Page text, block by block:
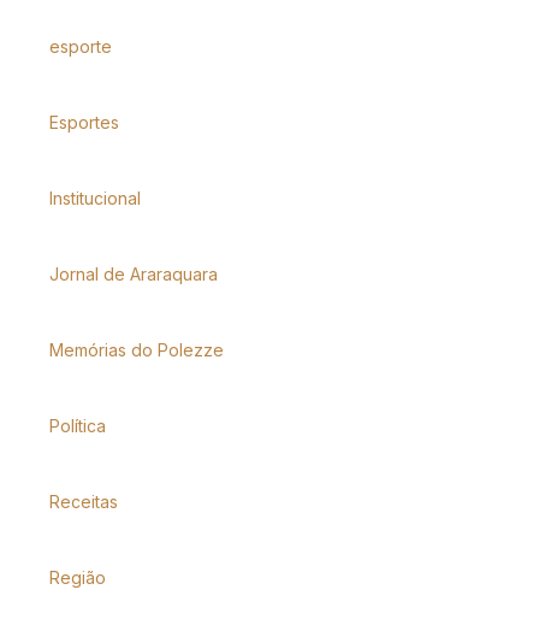
esporte
Esportes
Institucional
Jornal de Araraquara
Memórias do Polezze
Política
Receitas
Região